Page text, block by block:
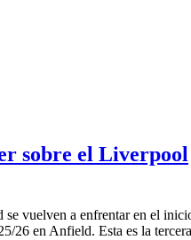
sobre el Liverpool
vuelven a enfrentar en el
26 en Anfield. Esta es la tercera